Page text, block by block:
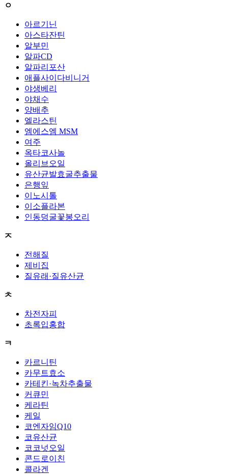
ㅇ
아르기닌
아스타잔틴
알부민
알파CD
알파리포산
애플사이다비니거
야생베리
야채수
양배추
엘라스틴
엠에스엠 MSM
여주
옥타코사놀
올리브오일
유산균발효굴추출물
은행잎
이노시톨
이소플라본
인동덩굴꽃봉오리
ㅈ
전해질
제비집
질유래·질유산균
ㅊ
차전자피
초록입홍합
ㅋ
카르니틴
카무트효소
카테킨·녹차추출물
커큐민
케라틴
케일
코엔자임Q10
코유산균
코코넛오일
콘드로이친
콜라겐